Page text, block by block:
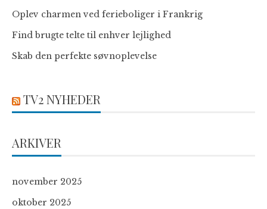
Oplev charmen ved ferieboliger i Frankrig
Find brugte telte til enhver lejlighed
Skab den perfekte søvnoplevelse
TV2 NYHEDER
ARKIVER
november 2025
oktober 2025